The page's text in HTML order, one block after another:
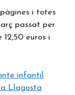
i totes
passat per
12,50 euros i
infantil
Llagosta